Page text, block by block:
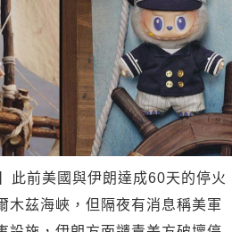
此前美國與伊朗達成60天的停火
木茲海峽，但隔夜有消息稱美軍